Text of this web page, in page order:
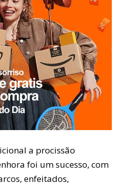
a procissão
foi um sucesso, com
enfeitados,